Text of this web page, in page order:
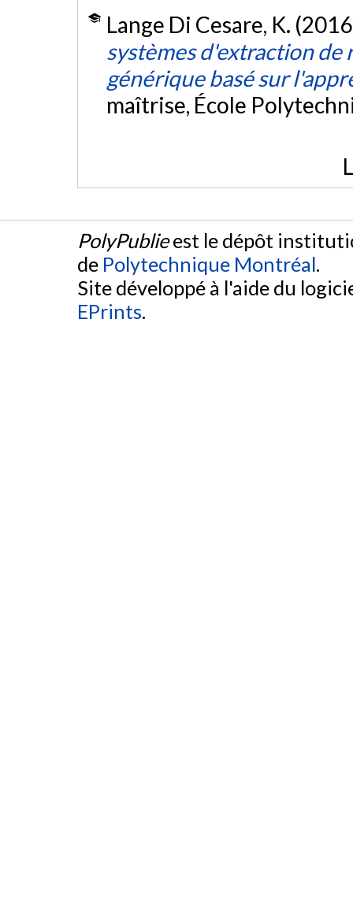
Lange Di Cesare, K.
systèmes d'extraction
générique basé sur
maîtrise, École
PolyPublieest le dépôt
de Polytechnique Montréal.
Site développé à l'aide du
EPrints.